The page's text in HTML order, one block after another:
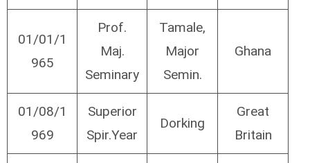
01/01/1
965
Prof.
Maj.
Seminary
Tamale,
Major
Semin.
Ghana
01/08/1
969
Superior
Spir.Year
Dorking
Great
Britain